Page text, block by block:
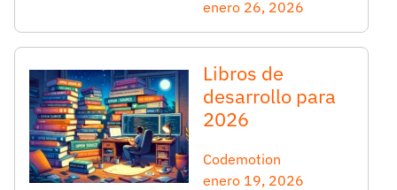
enero 26, 2026
Libros de
desarrollo para
2026
Codemotion
enero 19, 2026